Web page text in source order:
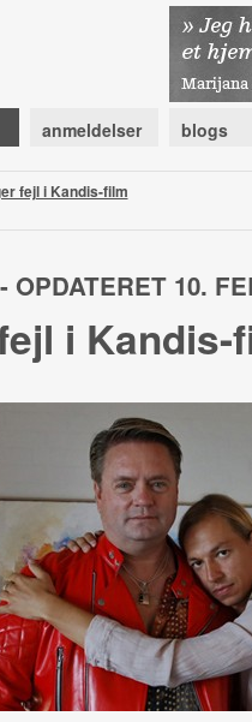
anmeldelser blogs
fejl i Kandis-film
OPDATERET 10.
i Kandis-